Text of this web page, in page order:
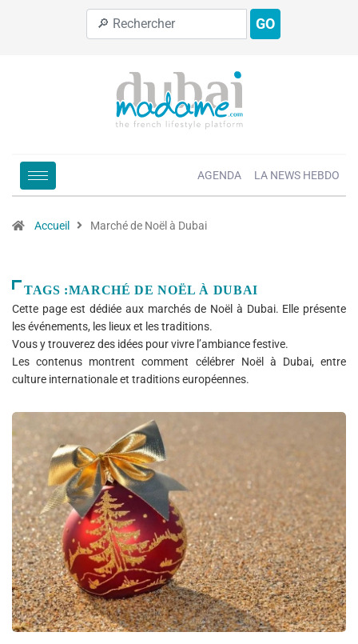
GO
AGENDA LA NEWS HEBDO
Accueil Marché de Noël à Dubai
TAGS :MARCHÉ DE NOËL À DUBAI
Cette page est dédiée aux marchés de Noël à Dubai. Elle présente
les événements, les lieux et les traditions.
Vous y trouverez des idées pour vivre l’ambiance festive.
Les contenus montrent comment célébrer Noël à Dubai, entre
culture internationale et traditions européennes.